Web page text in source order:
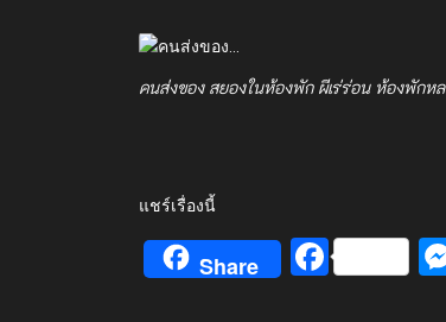
คนส่งของ สยองในห้องพัก ผีเร่ร่อน ห้องพัก
แชร์เรื่องนี้
Share